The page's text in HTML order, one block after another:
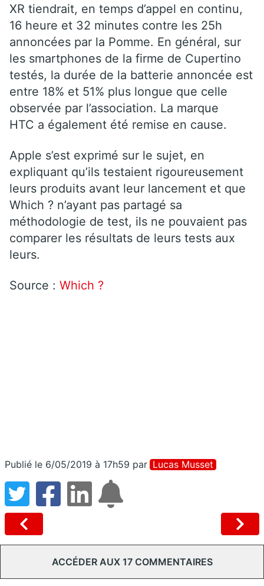
XR tiendrait, en temps d’appel en continu,
16 heure et 32 minutes contre les 25h
annoncées par la Pomme. En général, sur
les smartphones de la firme de Cupertino
testés, la durée de la batterie annoncée est
entre 18% et 51% plus longue que celle
observée par l’association. La marque
HTC a également été remise en cause.
Apple s’est exprimé sur le sujet, en
expliquant qu’ils testaient rigoureusement
leurs produits avant leur lancement et que
Which ? n’ayant pas partagé sa
méthodologie de test, ils ne pouvaient pas
comparer les résultats de leurs tests aux
leurs.
Source : Which ?
Publié le 6/05/2019 à 17h59 par Lucas Musset
ACCÉDER AUX 17 COMMENTAIRES